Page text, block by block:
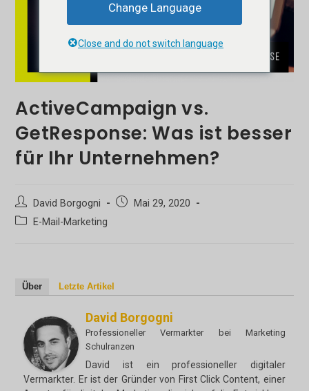
ActiveCampaign vs.
GetResponse: Was ist besser
für Ihr Unternehmen?
Beitrags-
Autor:
David Borgogni
BeitragMai 29, 2020
Beitrags-E-Mail-Marketing
Über Letzte Artikel
David Borgogni
Professioneller Vermarkter bei Marketing
Schulranzen
David ist ein professioneller digitaler
Vermarkter. Er ist der Gründer von First Click Content, einer
Change Language
Close and do not switch language